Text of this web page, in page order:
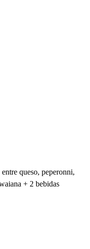
queso, peperonni,
+ 2 bebidas